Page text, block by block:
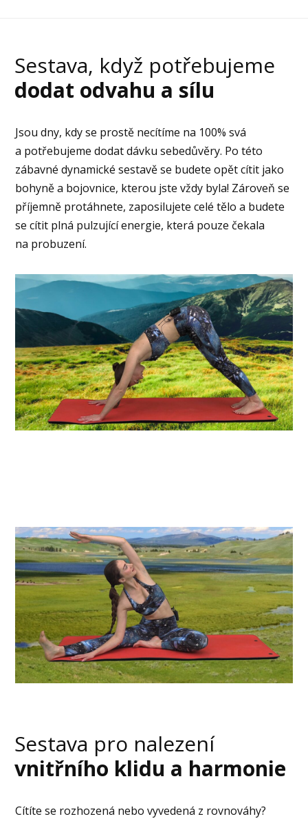
Sestava, když potřebujeme
dodat odvahu a sílu
Jsou dny, kdy se prostě necítíme na 100% svá
a potřebujeme dodat dávku sebedůvěry. Po této
zábavné dynamické sestavě se budete opět cítit jako
bohyně a bojovnice, kterou jste vždy byla! Zároveň se
příjemně protáhnete, zaposilujete celé tělo a budete
se cítit plná pulzující energie, která pouze čekala
na probuzení.
Sestava pro nalezení
vnitřního klidu a harmonie
Cítíte se rozhozená nebo vyvedená z rovnováhy?